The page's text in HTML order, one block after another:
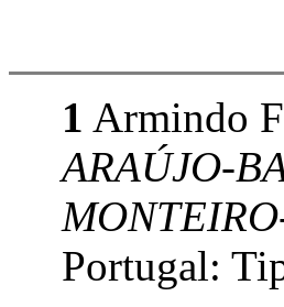
1 Armindo
ARAÚJO-
Portugal: